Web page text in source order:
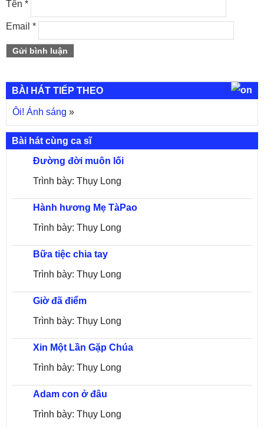
Tên *
Email *
BÀI HÁT TIẾP THEO
Ôi! Ánh sáng »
Bài hát cùng ca sĩ
Đường đời muôn lối
Trình bày: Thụy Long
Hành hương Mẹ TàPao
Trình bày: Thụy Long
Bữa tiệc chia tay
Trình bày: Thụy Long
Giờ đã điểm
Trình bày: Thụy Long
Xin Một Lần Gặp Chúa
Trình bày: Thụy Long
Adam con ở đâu
Trình bày: Thụy Long